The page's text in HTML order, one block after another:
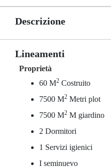
Descrizione
Lineamenti
Proprietà
60 M2 Costruito
7500 M2 Metri plot
7500 M2 M giardino
2 Dormitori
1 Servizi igienici
I seminuevo